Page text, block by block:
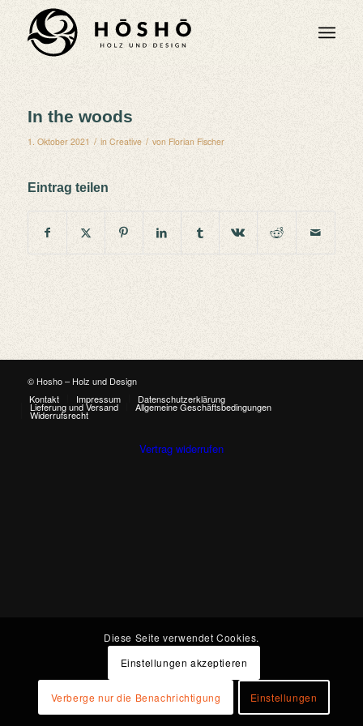
In the woods
1. Oktober 2021 / in Creative / von Florian Fischer
Eintrag teilen
© Hosho – Holz und Design
Kontakt
Impressum Datenschutzerklärung
Lieferung und Versand Allgemeine Geschäftsbedingungen
Widerrufsrecht
Diese Seite verwendet Cookies.
Einstellungen akzeptieren
Verberge nur die Benachrichtigung Einstellungen
Vertrag widerrufen